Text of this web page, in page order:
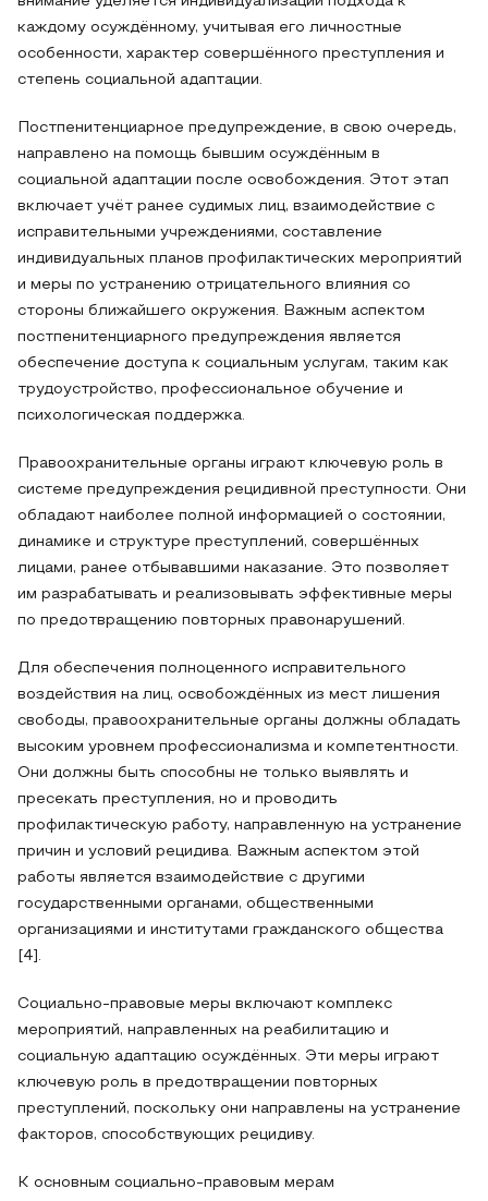
каждому осуждённому, учитывая его личностные
особенности, характер совершённого преступления и
степень социальной адаптации.
Постпенитенциарное предупреждение, в свою очередь,
направлено на помощь бывшим осуждённым в
социальной адаптации после освобождения. Этот этап
включает учёт ранее судимых лиц, взаимодействие с
исправительными учреждениями, составление
индивидуальных планов профилактических мероприятий
и меры по устранению отрицательного влияния со
стороны ближайшего окружения. Важным аспектом
постпенитенциарного предупреждения является
обеспечение доступа к социальным услугам, таким как
трудоустройство, профессиональное обучение и
психологическая поддержка.
Правоохранительные органы играют ключевую роль в
системе предупреждения рецидивной преступности. Они
обладают наиболее полной информацией о состоянии,
динамике и структуре преступлений, совершённых
лицами, ранее отбывавшими наказание. Это позволяет
им разрабатывать и реализовывать эффективные меры
по предотвращению повторных правонарушений.
Для обеспечения полноценного исправительного
воздействия на лиц, освобождённых из мест лишения
свободы, правоохранительные органы должны обладать
высоким уровнем профессионализма и компетентности.
Они должны быть способны не только выявлять и
пресекать преступления, но и проводить
профилактическую работу, направленную на устранение
причин и условий рецидива. Важным аспектом этой
работы является взаимодействие с другими
государственными органами, общественными
организациями и институтами гражданского общества
[4].
Социально-правовые меры включают комплекс
мероприятий, направленных на реабилитацию и
социальную адаптацию осуждённых. Эти меры играют
ключевую роль в предотвращении повторных
преступлений, поскольку они направлены на устранение
факторов, способствующих рецидиву.
К основным социально-правовым мерам